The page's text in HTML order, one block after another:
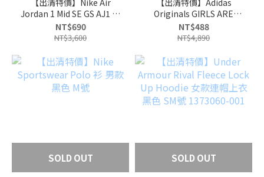
【出清特價】Nike Air
Jordan 1 Mid SE GS AJ1 大
童 女鞋 藍綠白 DA8010-
400 23.5cm
NT$690
NT$3,600
【出清特價】Adidas
Originals GIRLS ARE
AWESOME 教練外套 男女
同款 歐美版XS GK4882
NT$488
NT$4,890
SOLD OUT SOLD OUT